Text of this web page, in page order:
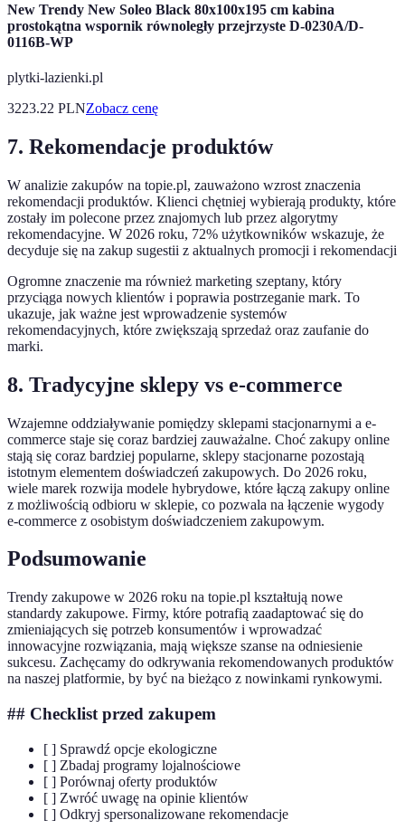
New Trendy New Soleo Black 80x100x195 cm kabina
prostokątna wspornik równoległy przejrzyste D-0230A/D-
0116B-WP
plytki-lazienki.pl
3223.22 PLNZobacz cenę
7. Rekomendacje produktów
W analizie zakupów na topie.pl, zauważono wzrost znaczenia
rekomendacji produktów. Klienci chętniej wybierają produkty, które
zostały im polecone przez znajomych lub przez algorytmy
rekomendacyjne. W 2026 roku, 72% użytkowników wskazuje, że
decyduje się na zakup sugestii z aktualnych promocji i rekomendacji
Ogromne znaczenie ma również marketing szeptany, który
przyciąga nowych klientów i poprawia postrzeganie mark. To
ukazuje, jak ważne jest wprowadzenie systemów
rekomendacyjnych, które zwiększają sprzedaż oraz zaufanie do
marki.
8. Tradycyjne sklepy vs e-commerce
Wzajemne oddziaływanie pomiędzy sklepami stacjonarnymi a e-
commerce staje się coraz bardziej zauważalne. Choć zakupy online
stają się coraz bardziej popularne, sklepy stacjonarne pozostają
istotnym elementem doświadczeń zakupowych. Do 2026 roku,
wiele marek rozwija modele hybrydowe, które łączą zakupy online
z możliwością odbioru w sklepie, co pozwala na łączenie wygody
e-commerce z osobistym doświadczeniem zakupowym.
Podsumowanie
Trendy zakupowe w 2026 roku na topie.pl kształtują nowe
standardy zakupowe. Firmy, które potrafią zaadaptować się do
zmieniających się potrzeb konsumentów i wprowadzać
innowacyjne rozwiązania, mają większe szanse na odniesienie
sukcesu. Zachęcamy do odkrywania rekomendowanych produktów
na naszej platformie, by być na bieżąco z nowinkami rynkowymi.
## Checklist przed zakupem
[ ] Sprawdź opcje ekologiczne
[ ] Zbadaj programy lojalnościowe
[ ] Porównaj oferty produktów
[ ] Zwróć uwagę na opinie klientów
[ ] Odkryj spersonalizowane rekomendacje